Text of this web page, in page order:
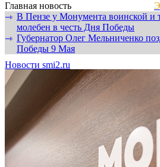
Главная новость
⇾ В Пензе у Монумента воинской и
молебен в честь Дня Победы
⇾ Губернатор Олег Мельниченко
Победы 9 Мая
Новости smi2.ru